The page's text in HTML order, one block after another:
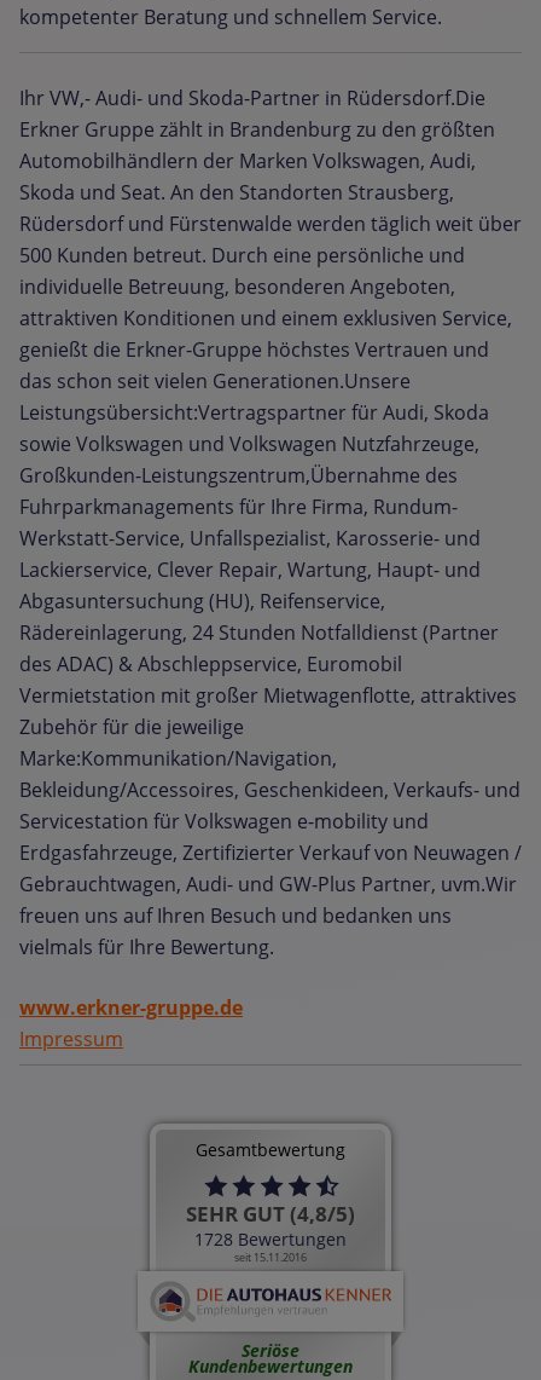
kompetenter Beratung und schnellem Service.
Ihr VW,- Audi- und Skoda-Partner in Rüdersdorf.Die
Erkner Gruppe zählt in Brandenburg zu den größten
Automobilhändlern der Marken Volkswagen, Audi,
Skoda und Seat. An den Standorten Strausberg,
Rüdersdorf und Fürstenwalde werden täglich weit über
500 Kunden betreut. Durch eine persönliche und
individuelle Betreuung, besonderen Angeboten,
attraktiven Konditionen und einem exklusiven Service,
genießt die Erkner-Gruppe höchstes Vertrauen und
das schon seit vielen Generationen.Unsere
Leistungsübersicht:Vertragspartner für Audi, Skoda
sowie Volkswagen und Volkswagen Nutzfahrzeuge,
Großkunden-Leistungszentrum,Übernahme des
Fuhrparkmanagements für Ihre Firma, Rundum-
Werkstatt-Service, Unfallspezialist, Karosserie- und
Lackierservice, Clever Repair, Wartung, Haupt- und
Abgasuntersuchung (HU), Reifenservice,
Rädereinlagerung, 24 Stunden Notfalldienst (Partner
des ADAC) & Abschleppservice, Euromobil
Vermietstation mit großer Mietwagenflotte, attraktives
Zubehör für die jeweilige
Marke:Kommunikation/Navigation,
Bekleidung/Accessoires, Geschenkideen, Verkaufs- und
Servicestation für Volkswagen e-mobility und
Erdgasfahrzeuge, Zertifizierter Verkauf von Neuwagen /
Gebrauchtwagen, Audi- und GW-Plus Partner, uvm.Wir
freuen uns auf Ihren Besuch und bedanken uns
vielmals für Ihre Bewertung.
www.erkner-gruppe.de
Impressum
Gesamtbewertung
SEHR GUT (4,8/5)
1728 Bewertungen
seit 15.11.2016
Seriöse
Kundenbewertungen